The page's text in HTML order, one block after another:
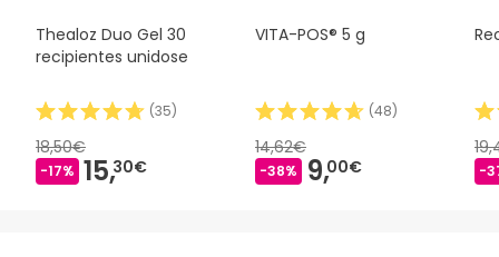
Thealoz Duo Gel 30
recipientes unidose
(35)
18,50€
-17% 15,30€
VITA-POS® 5 g
(48)
14,62€
-38% 9,00€ -